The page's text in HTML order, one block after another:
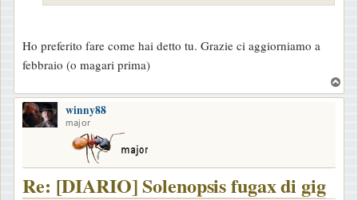
o
Ho preferito fare come hai detto tu. Grazie ci aggiorniamo a
febbraio (o magari prima)
o
winny88
major
Re: [DIARIO] Solenopsis fugax di gig